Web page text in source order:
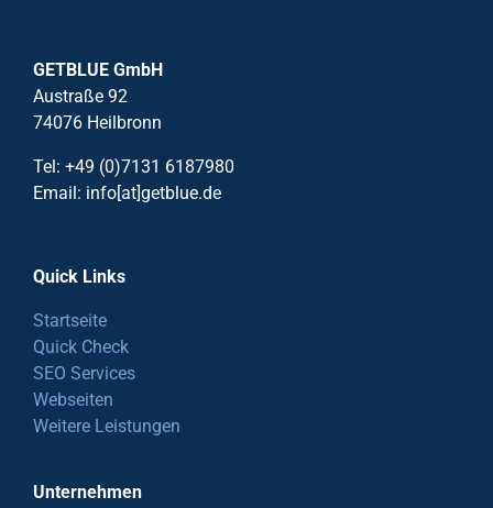
GETBLUE GmbH
Austraße 92
74076 Heilbronn
Tel: +49 (0)7131 6187980
Email: info[at]getblue.de
Quick Links
Startseite
Quick Check
SEO Services
Webseiten
Weitere Leistungen
Unternehmen